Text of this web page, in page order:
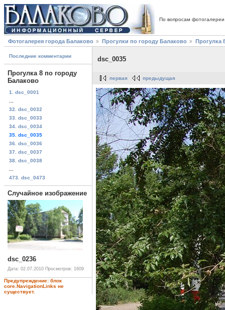
По вопросам
Фотогалерея города Балаково Прогулки по городу Балаково Прогулка
Последние комментарии
Прогулка 8 по городу
Балаково
1. dsc_0001
32. dsc_0032
33. dsc_0033
34. dsc_0034
35. dsc_0035
36. dsc_0036
37. dsc_0037
38. dsc_0038
473. dsc_0473
Случайное изображение
dsc_0236
Дата: 02.07.2010 Просмотров: 1609
Предупреждение: блок
core.NavigationLinks не
существует.
dsc_0035
первая предыдущая